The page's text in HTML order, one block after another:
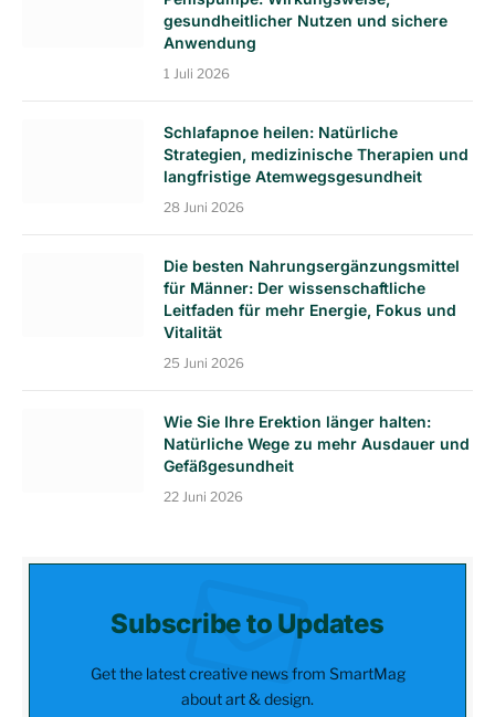
gesundheitlicher Nutzen und sichere
Anwendung
1 Juli 2026
Schlafapnoe heilen: Natürliche
Strategien, medizinische Therapien und
langfristige Atemwegsgesundheit
28 Juni 2026
Die besten Nahrungsergänzungsmittel
für Männer: Der wissenschaftliche
Leitfaden für mehr Energie, Fokus und
Vitalität
25 Juni 2026
Wie Sie Ihre Erektion länger halten:
Natürliche Wege zu mehr Ausdauer und
Gefäßgesundheit
22 Juni 2026
Subscribe to Updates
Get the latest creative news from SmartMag
about art & design.